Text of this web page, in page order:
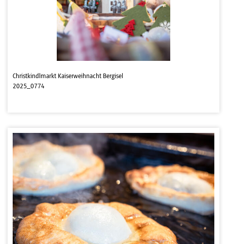
Christkindlmarkt Kaiserweihnacht Bergisel
2025_0774